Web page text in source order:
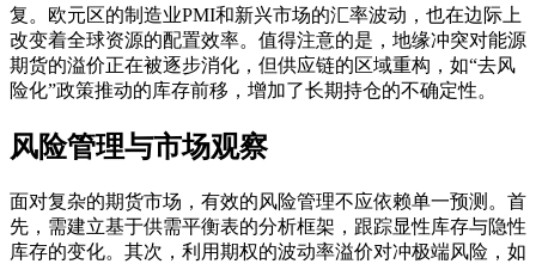
复。欧元区的制造业PMI和新兴市场的汇率波动，也在边际上
改变着全球资源的配置效率。值得注意的是，地缘冲突对能源
期货的溢价正在被逐步消化，但供应链的区域重构，如“去风
险化”政策推动的库存前移，增加了长期持仓的不确定性。
风险管理与市场观察
面对复杂的期货市场，有效的风险管理不应依赖单一预测。首
先，需建立基于供需平衡表的分析框架，跟踪显性库存与隐性
库存的变化。其次，利用期权的波动率溢价对冲极端风险，如